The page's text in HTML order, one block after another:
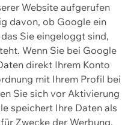
Website aufgerufen
davon, ob Google ein
Sie eingeloggt sind,
Wenn Sie bei Google
direkt Ihrem Konto
mit Ihrem Profil bei
Sie sich vor Aktivierung
speichert Ihre Daten als
Zwecke der Werbung,